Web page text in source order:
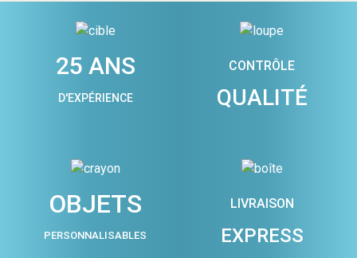
25 ANS
D'EXPÉRIENCE
CONTRÔLE
QUALITÉ
OBJETS
PERSONNALISABLES
LIVRAISON
EXPRESS